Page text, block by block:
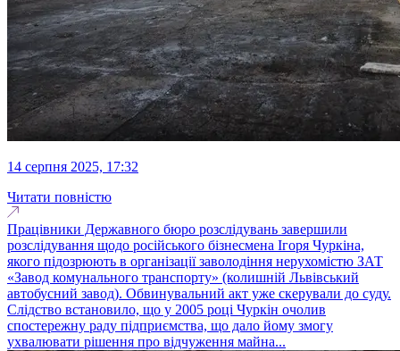
14 серпня 2025, 17:32
Читати повністю
Працівники Державного бюро розслідувань завершили
розслідування щодо російського бізнесмена Ігоря Чуркіна,
якого підозрюють в організації заволодіння нерухомістю ЗАТ
«Завод комунального транспорту» (колишній Львівський
автобусний завод). Обвинувальний акт уже скерували до суду.
Слідство встановило, що у 2005 році Чуркін очолив
спостережну раду підприємства, що дало йому змогу
ухвалювати рішення про відчуження майна...